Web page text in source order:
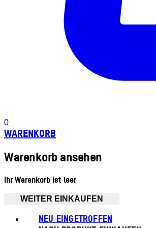
0
WARENKORB
Warenkorb ansehen
Ihr Warenkorb ist leer
WEITER EINKAUFEN
NEU EINGETROFFEN